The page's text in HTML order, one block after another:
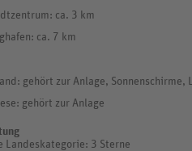
ca. 3 km
ca. 7 km
gehört zur Anlage, Sonnenschirme,
gehört zur Anlage
Landeskategorie: 3 Sterne